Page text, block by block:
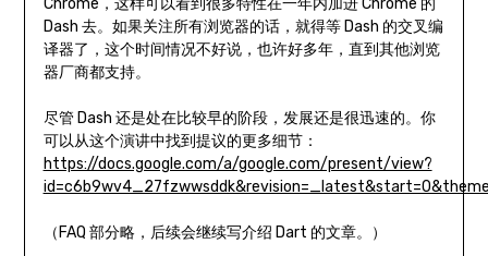
Chrome，这样可以看到很多特性在一年内加进 Chrome 的
Dash 去。如果关注所有浏览器的话，就得等 Dash 的交叉编
译器了，这个时间情况不好说，也许好多年，直到其他浏览
器厂商都支持。
尽管 Dash 还是处在比较早的阶段，发展还是很迅速的。你
可以从这个演讲中找到提议的更多细节：
https://docs.google.com/a/google.com/present/view?
（FAQ 部分略，后续会继续写介绍 Dart 的文章。）